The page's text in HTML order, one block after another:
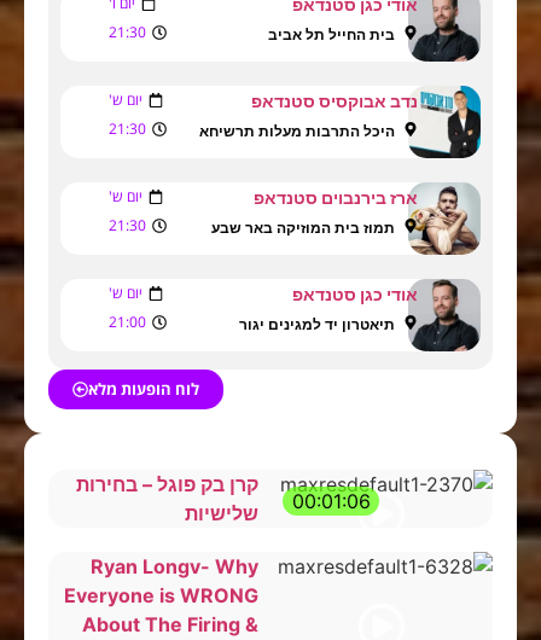
אודי כגן סטנדאפ
בית החייל תל אביב 21:30
נדב אבוקסיס סטנדאפ יום ש'
היכל התרבות מעלות תרשיחא 21:30
ארז בירנבוים סטנדאפ יום ש'
תמוז בית המוזיקה באר שבע 21:30
אודי כגן סטנדאפ יום ש'
תיאטרון יד למגינים יגור 21:00
לוח הופעות מלא
00:01:06
קרן בק פוגל – בחירות
שלישיות
Ryan Longv- Why
Everyone is WRONG
About The Firing &